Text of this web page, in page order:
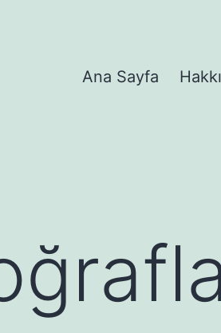
Ana Sayfa